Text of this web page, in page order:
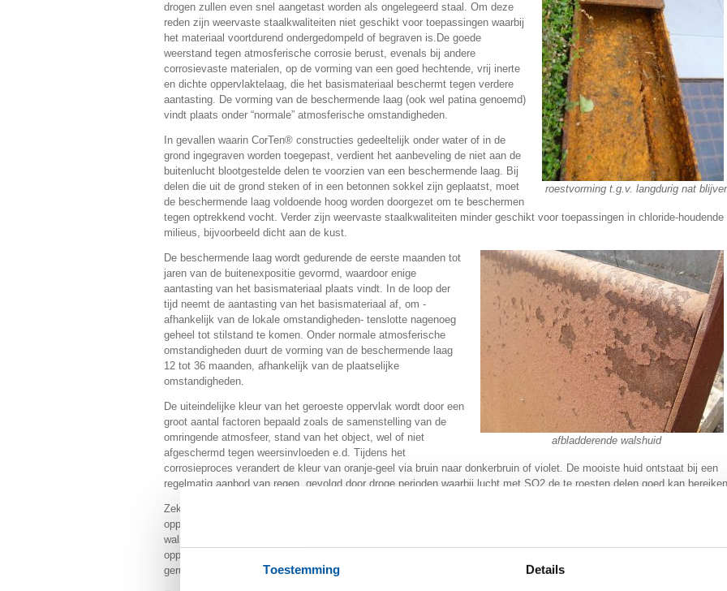
Toestemming Details
roestvorming t.g.v. langdurig nat
drogen zullen even snel aangetast worden als ongelegeerd staal. Om deze
reden zijn weervaste staalkwaliteiten niet geschikt voor toepassingen waarbij
het materiaal voortdurend ondergedompeld of begraven is.De goede
weerstand tegen atmosferische corrosie berust, evenals bij andere
corrosievaste materialen, op de vorming van een goed hechtende, vrij inerte
en dichte oppervlaktelaag, die het basismateriaal beschermt tegen verdere
aantasting. De vorming van de beschermende laag (ook wel patina genoemd)
vindt plaats onder “normale” atmosferische omstandigheden.
In gevallen waarin CorTen® constructies gedeeltelijk onder water of in de
grond ingegraven worden toegepast, verdient het aanbeveling de niet aan de
buitenlucht blootgestelde delen te voorzien van een beschermende laag. Bij
delen die uit de grond steken of in een betonnen sokkel zijn geplaatst, moet
de beschermende laag voldoende hoog worden doorgezet om te beschermen
tegen optrekkend vocht. Verder zijn weervaste staalkwaliteiten minder geschikt voor toepassingen in chloride-houdende
milieus, bijvoorbeeld dicht aan de kust.
afbladderende walshuid
De beschermende laag wordt gedurende de eerste maanden tot
jaren van de buitenexpositie gevormd, waardoor enige
aantasting van het basismateriaal plaats vindt. In de loop der
tijd neemt de aantasting van het basismateriaal af, om -
afhankelijk van de lokale omstandigheden- tenslotte nagenoeg
geheel tot stilstand te komen. Onder normale atmosferische
omstandigheden duurt de vorming van de beschermende laag
12 tot 36 maanden, afhankelijk van de plaatselijke
omstandigheden.
De uiteindelijke kleur van het geroeste oppervlak wordt door een
groot aantal factoren bepaald zoals de samenstelling van de
omringende atmosfeer, stand van het object, wel of niet
afgeschermd tegen weersinvloeden e.d. Tijdens het
corrosieproces verandert de kleur van oranje-geel via bruin naar donkerbruin of violet. De mooiste huid ontstaat bij een
regelmatig aanbod van regen, gevolgd door droge perioden waarbij lucht met SO2 de te roesten delen goed kan
Zeker in de beginperiode moet er rekening mee gehouden worden dat het
oppervlak niet egaal verkleurt. Omstandigheden zoals aanwezigheid van een
walshuid of olie- of vetresten, kunnen aanleiding geven tot een vlekkerig
oppervlak. Op den duur zal het oppervlak egaal van kleur worden, echter kan dit
geruime tijd (een jaar of langer) duren.